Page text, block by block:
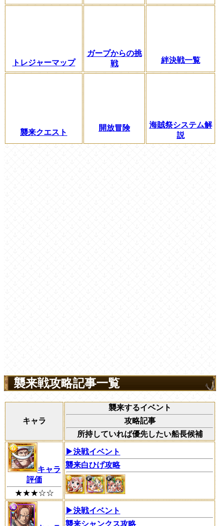
トレジャーマップ
ガープからの挑
戦
絆決戦一覧
襲来クエスト
開放冒険
海賊祭システム解
説
襲来戦攻略記事一覧
キャラ
襲来するイベント
攻略記事
所持していれば優先したい船長候補
キャラ
評価
★★★☆☆
▶︎決戦イベント
襲来白ひげ攻略
▶︎決戦イベント
襲来シャンクス攻略